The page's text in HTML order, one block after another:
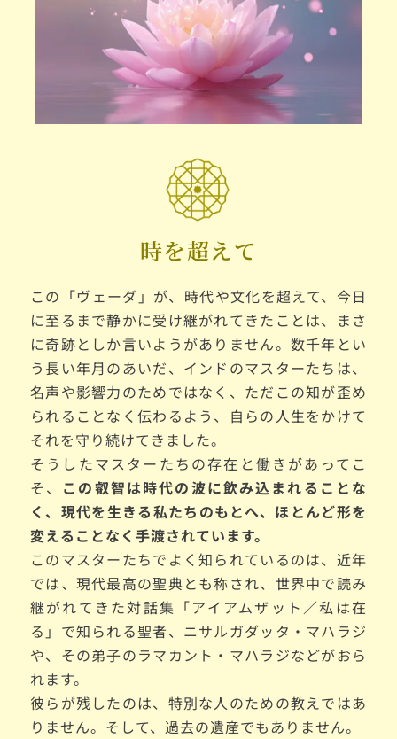
時を超えて
この「ヴェーダ」が、時代や文化を超えて、今日
に至るまで静かに受け継がれてきたことは、まさ
に奇跡としか言いようがありません。数千年とい
う長い年月のあいだ、インドのマスターたちは、
名声や影響力のためではなく、ただこの知が歪め
られることなく伝わるよう、自らの人生をかけて
それを守り続けてきました。
そうしたマスターたちの存在と働きがあってこ
そ、 この叡智は時代の波に飲み込まれることな
く、現代を生きる私たちのもとへ、ほとんど形を
変えることなく手渡されています。
このマスターたちでよく知られているのは、近年
では、現代最高の聖典とも称され、世界中で読み
継がれてきた対話集「アイアムザット／私は在
る」で知られる聖者、ニサルガダッタ・マハラジ
や、その弟子のラマカント・マハラジなどがおら
れます。
彼らが残したのは、特別な人のための教えではあ
りません。そして、過去の遺産でもありません。